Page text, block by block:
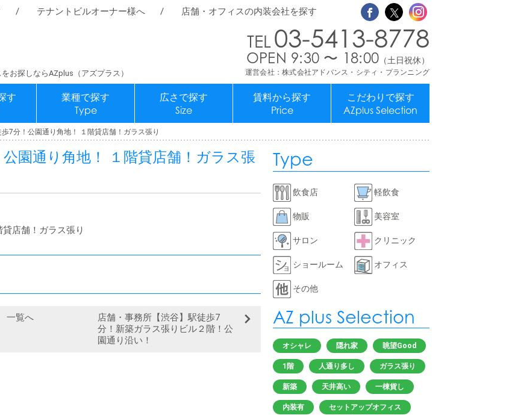
お探しならAZplus（アズプラス）
テナントビルオーナー様へ 店舗・オフィスの内装会社を探す
す 業種で探す
Type
広さで探す
Size
賃料から探す
Price
こだわりで探す
AZplus Selection
03-5413-8778
OPEN 9:30 〜 18:00 （土日祝休）
運営会社：株式会社アドバンス・シティ・プランニング
7分！公園通り角地！ １階貸店舗！ガラス張り
園通り角地！ １階貸店舗！ガラス張
店舗！ガラス張り
一覧へ
店舗・事務所【渋谷】駅徒歩7
分！新築ガラス張りビル２階！公
園通り沿い！
Type
飲食店 軽飲食
物販 美容室
サロン クリニック
ショールーム オフィス
その他
AZ plus Selection
オシャレ 隠れ家 眺望Good
1階 人通り多し ガラス張り
新築 天井高い 一棟貨し
内装有 セットアップオフィス